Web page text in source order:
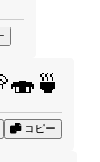
コピー